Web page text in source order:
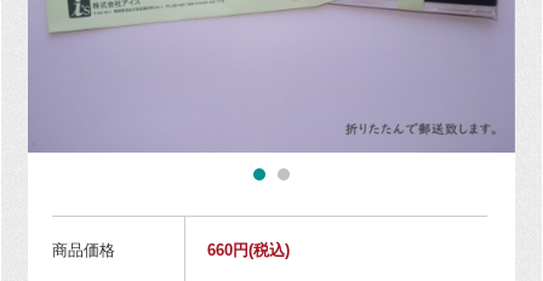
商品価格 660円(税込)